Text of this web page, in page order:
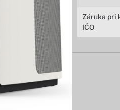
Záruka pri
IČO